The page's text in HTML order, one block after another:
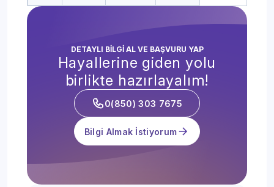
DETAYLI BİLGİ AL VE BAŞVURU YAP
Hayallerine giden yolu
birlikte hazırlayalım!
0(850) 303 7675
Bilgi Almak İstiyorum